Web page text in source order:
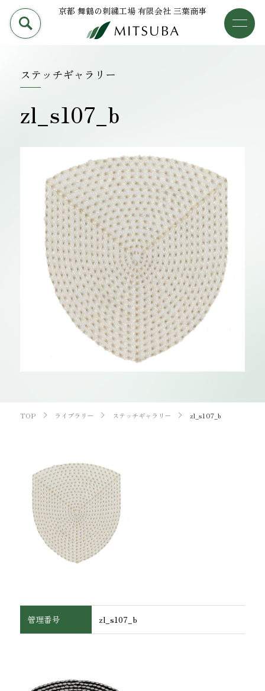
京都 舞鶴の刺繍工場 有限会社 三葉商事
三葉商事について
設備について
会社概要
採用情報
お知らせ
オンラインショップ
CONTACT お問い合わせ
PRODUCT 加工事例
OEM
製品刺繍
ステッチギャラリー
zl_s107_b
TOP ライブラリー ステッチギャラリー zl_s107_b
管理番号 zl_s107_b